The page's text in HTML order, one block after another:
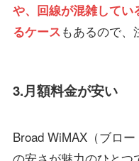
や、回線が混雑して
るケースもあるので、
3.月額料金が安い
Broad WiMAX（ブロー